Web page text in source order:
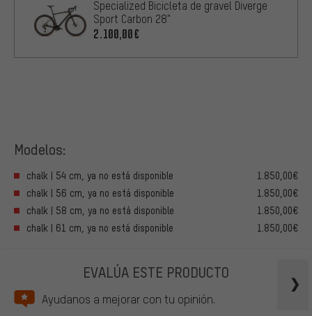
Specialized Bicicleta de gravel Diverge
Sport Carbon 28"
2.100,00€
Modelos:
chalk | 54 cm, ya no está disponible
1.850,00€
chalk | 56 cm, ya no está disponible
1.850,00€
chalk | 58 cm, ya no está disponible
1.850,00€
chalk | 61 cm, ya no está disponible
1.850,00€
EVALÚA ESTE PRODUCTO
Ayudanos a mejorar con tu opinión.